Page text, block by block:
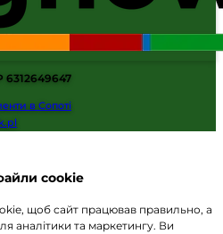
6312649647
в Сопоті
cookie
щоб сайт працював правильно, а
аналітики та маркетингу. Ви